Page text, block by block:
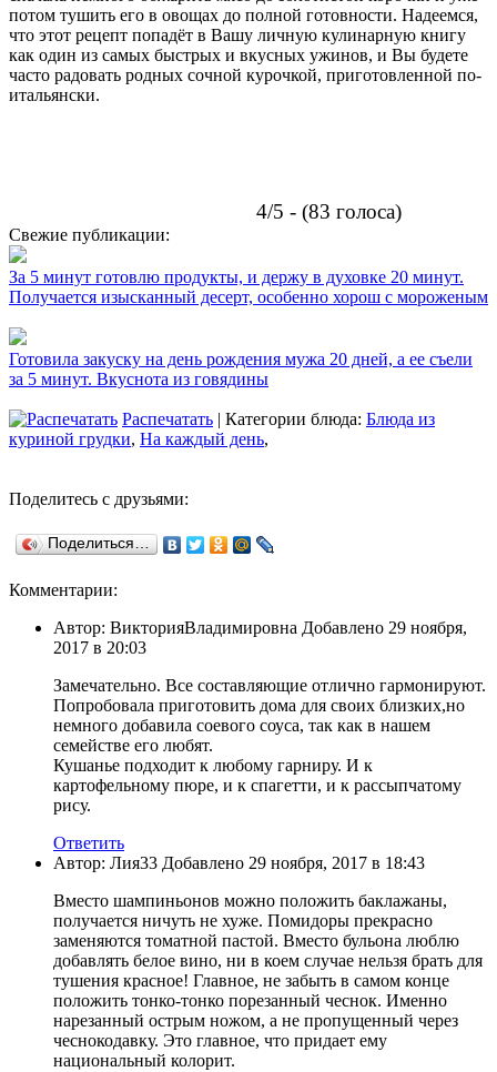
потом тушить его в овощах до полной готовности. Надеемся,
что этот рецепт попадёт в Вашу личную кулинарную книгу
как один из самых быстрых и вкусных ужинов, и Вы будете
часто радовать родных сочной курочкой, приготовленной по-
итальянски.
4/5 - (83 голоса)
Свежие публикации:
За 5 минут готовлю продукты, и держу в духовке 20 минут.
Получается изысканный десерт, особенно хорош с мороженым
Готовила закуску на день рождения мужа 20 дней, а ее съели
за 5 минут. Вкуснота из говядины
Распечатать | Категории блюда: Блюда из
куриной грудки, На каждый день,
Поделитесь с друзьями:
Поделиться…
Комментарии:
Автор: ВикторияВладимировна Добавлено 29 ноября,
2017 в 20:03
Замечательно. Все составляющие отлично гармонируют.
Попробовала приготовить дома для своих близких,но
немного добавила соевого соуса, так как в нашем
семействе его любят.
Кушанье подходит к любому гарниру. И к
картофельному пюре, и к спагетти, и к рассыпчатому
рису.
Ответить
Автор: Лия33 Добавлено 29 ноября, 2017 в 18:43
Вместо шампиньонов можно положить баклажаны,
получается ничуть не хуже. Помидоры прекрасно
заменяются томатной пастой. Вместо бульона люблю
добавлять белое вино, ни в коем случае нельзя брать для
тушения красное! Главное, не забыть в самом конце
положить тонко-тонко порезанный чеснок. Именно
нарезанный острым ножом, а не пропущенный через
чеснокодавку. Это главное, что придает ему
национальный колорит.